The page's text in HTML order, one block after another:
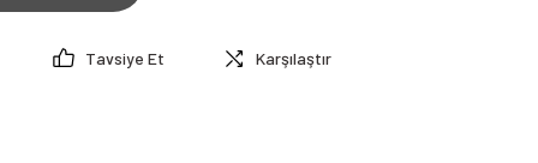
Tavsiye Et Karşılaştır